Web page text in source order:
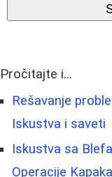
Pročitajte i...
Rešavanje
Iskustva i saveti
Iskustva sa
Operacije Kapaka